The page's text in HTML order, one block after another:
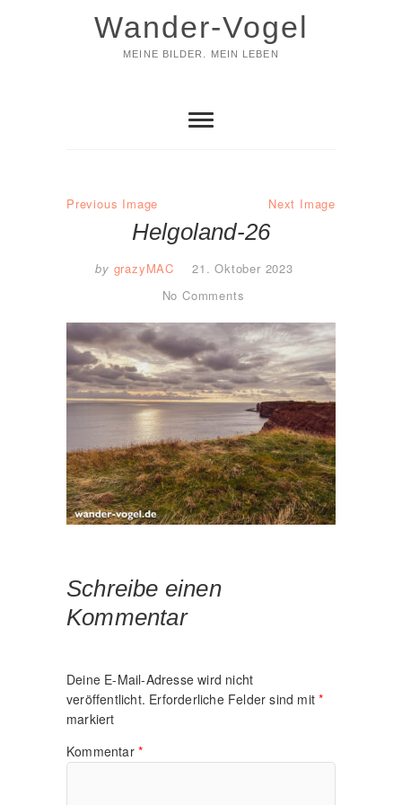
Wander-Vogel
MEINE BILDER. MEIN LEBEN
Previous Image Next Image
Helgoland-26
by grazyMAC
21. Oktober 2023
No Comments
Schreibe einen
Kommentar
Deine E-Mail-Adresse wird nicht
veröffentlicht. Erforderliche Felder sind mit*
markiert
Kommentar *